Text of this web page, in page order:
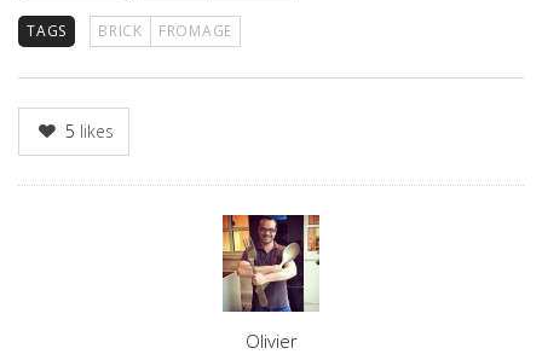
TAGS BRICK FROMAGE
5 likes
Olivier